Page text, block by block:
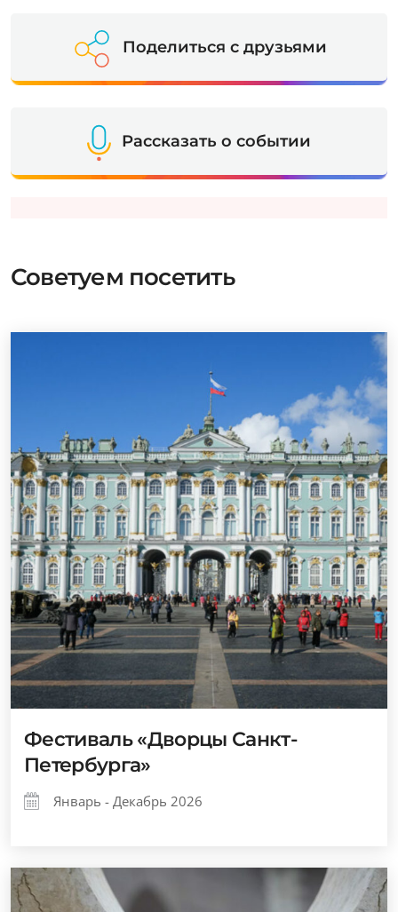
Поделиться с друзьями
Рассказать о событии
Советуем посетить
Фестиваль «Дворцы Санкт-
Петербурга»
Январь - Декабрь 2026